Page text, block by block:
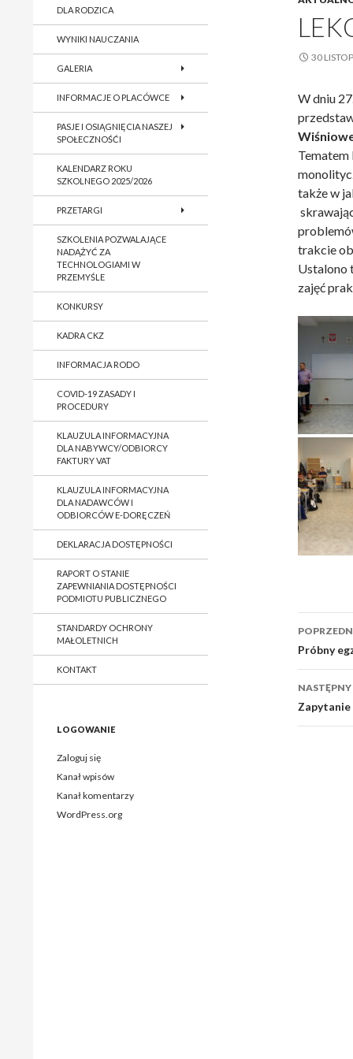
30
W dniu
także w
trakcie
Ustalono
zajęć
wpisu
Próbny
DLA RODZICA
WYNIKI NAUCZANIA
GALERIA
INFORMACJE O PLACÓWCE
PASJE I OSIĄGNIĘCIA NASZEJ
SPOŁECZNOŚĆI
KALENDARZ ROKU
SZKOLNEGO 2025/2026
PRZETARGI
SZKOLENIA POZWALAJĄCE
NADĄŻYĆ ZA
TECHNOLOGIAMI W
PRZEMYŚLE
KONKURSY
KADRA CKZ
INFORMACJA RODO
COVID-19 ZASADY I
PROCEDURY
KLAUZULA INFORMACYJNA
DLA NABYWCY/ODBIORCY
FAKTURY VAT
KLAUZULA INFORMACYJNA
DLA NADAWCÓW I
ODBIORCÓW E-DORĘCZEŃ
DEKLARACJA DOSTĘPNOŚCI
RAPORT O STANIE
ZAPEWNIANIA DOSTĘPNOŚCI
PODMIOTU PUBLICZNEGO
STANDARDY OCHRONY
MAŁOLETNICH
KONTAKT
LOGOWANIE
Zaloguj się
Kanał wpisów
Kanał komentarzy
WordPress.org